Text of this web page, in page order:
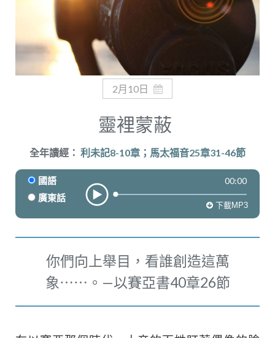
2月10日
靈裡蒙蔽
全年讀經： 利未記8-10章；馬太福音25章31-46節
國語
廣東話
00:00
下載MP3
你們向上舉目，看誰創造這萬
象⋯⋯。—以賽亞書40章26節